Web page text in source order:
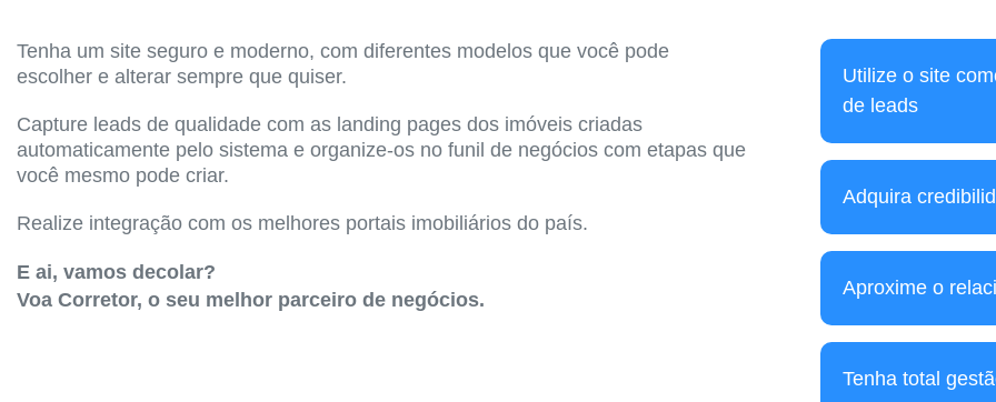
Tenha um site seguro e moderno, com diferentes modelos que você pode
escolher e alterar sempre que quiser.
Capture leads de qualidade com as landing pages dos imóveis criadas
automaticamente pelo sistema e organize-os no funil de negócios com etapas que
você mesmo pode criar.
Realize integração com os melhores portais imobiliários do país.
E ai, vamos decolar?
Voa Corretor, o seu melhor parceiro de negócios.
Utilize o site
de leads
Adquira
Aproxime o
Tenha total